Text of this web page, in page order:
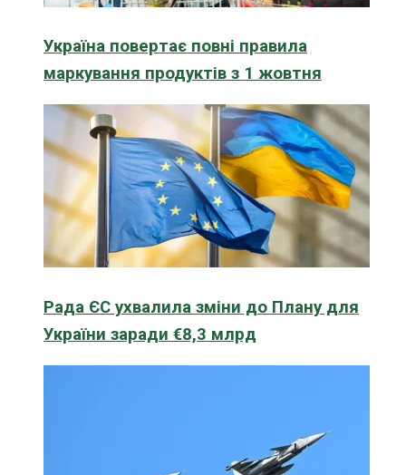
Україна повертає повні правила
маркування продуктів з 1 жовтня
Рада ЄС ухвалила зміни до Плану для
України заради €8,3 млрд